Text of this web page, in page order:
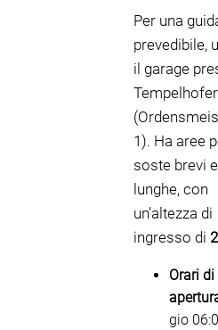
Per una
prevedibile,
il garage
1). Ha aree
soste brevi e
lunghe, con
un’altezza di
ingresso di
Orari di
gio